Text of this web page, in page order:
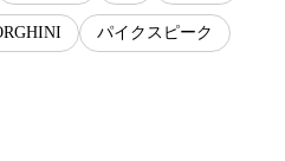
パイクスピーク